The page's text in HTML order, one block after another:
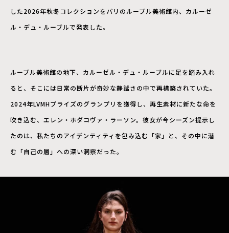
した2026年秋冬コレクションをパリのルーブル美術館内、カルーゼ
ル・デュ・ルーブルで発表した。
ルーブル美術館の地下、カルーゼル・デュ・ルーブルに足を踏み入れ
ると、そこには日常の断片が奇妙な静謐さの中で再構築されていた。
2024年LVMHプライズのグランプリを獲得し、再生素材に新たな命を
吹き込む、エレン・ホダコヴァ・ラーソン。彼女が今シーズン提示し
たのは、私たちのアイデンティティを包み込む「家」と、その中に潜
む「自己の層」への深い洞察だった。